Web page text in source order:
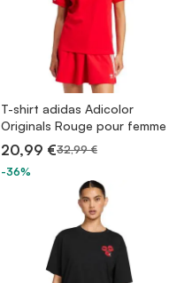
T-shirt adidas Adicolor
Originals Rouge pour femme
20,99 €32,99 €
-36%